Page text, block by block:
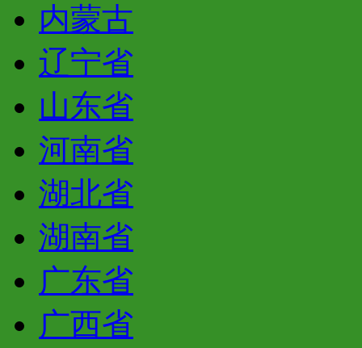
内蒙古
辽宁省
山东省
河南省
湖北省
湖南省
广东省
广西省